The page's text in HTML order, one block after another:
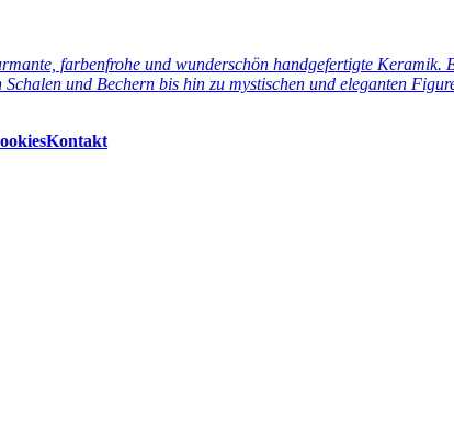
farbenfrohe und wunderschön handgefertigte Keramik.
und Bechern bis hin zu mystischen und eleganten
Kontakt